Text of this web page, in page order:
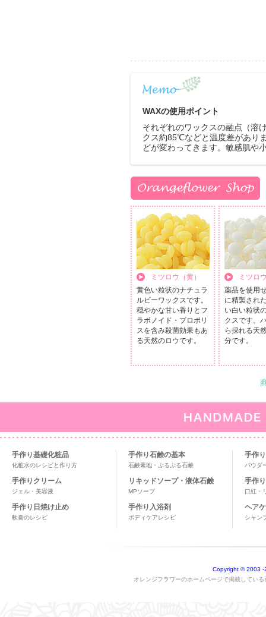
WAXの使用ポイント
それぞれのワックスの融点（溶
クス約85℃などと温度差があり
どが変わってきます。敏感肌や
ミツロウ（黄）
黄色い粒状のナチュラ
ルビーワックスです。
穏やかな甘い香りとフ
ラボノイド・プロポリ
スを含み殺菌効果もあ
る天然のロウです。
ミツロ
薬品を使用
に精製され
い白い粒状
クスです。
ら採れる天
分です。
手作り基礎化粧品
化粧水のレシピと作り方
手作りクリーム
ジェル・美容液
手作り日焼け止め
軟膏のレシピ
手作り石鹸の基本
石鹸素地・ぷるぷる石鹸
リキッドソープ・液体石鹸
MPソープ
手作り入浴剤
ボディケアレシピ
手作
パウダ
手作
口紅・
ヘア
シャン
Copyright © 2003-
オレンジフラワーのホームページで掲載してい